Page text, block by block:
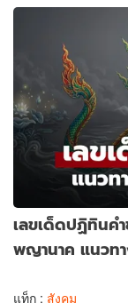
เลขเด็ดปฏิทินค
พญานาค แนวท
แท็ก : สังคม